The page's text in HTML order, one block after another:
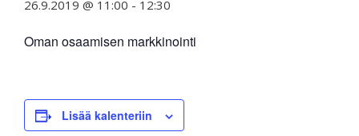
26.9.2019 @ 11:00 - 12:30
Oman osaamisen markkinointi
Lisää kalenteriin